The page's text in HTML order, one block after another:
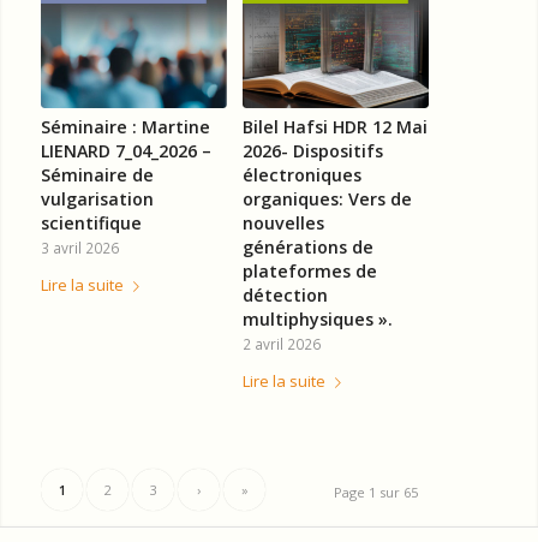
Séminaire : Martine
LIENARD 7_04_2026 –
Séminaire de
vulgarisation
scientifique
3 avril 2026
Lire la suite
Bilel Hafsi HDR 12 Mai
2026- Dispositifs
électroniques
organiques: Vers de
nouvelles
générations de
plateformes de
détection
multiphysiques ».
2 avril 2026
Lire la suite
Page 1 sur 65
1 2 3 › »